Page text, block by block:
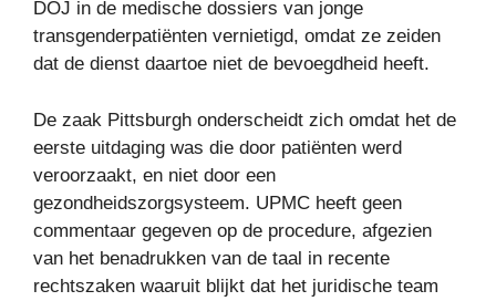
DOJ in de medische dossiers van jonge
transgenderpatiënten vernietigd, omdat ze zeiden
dat de dienst daartoe niet de bevoegdheid heeft.
De zaak Pittsburgh onderscheidt zich omdat het de
eerste uitdaging was die door patiënten werd
veroorzaakt, en niet door een
gezondheidszorgsysteem. UPMC heeft geen
commentaar gegeven op de procedure, afgezien
van het benadrukken van de taal in recente
rechtszaken waaruit blijkt dat het juridische team